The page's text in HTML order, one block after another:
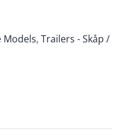
Models, Trailers - Skåp /